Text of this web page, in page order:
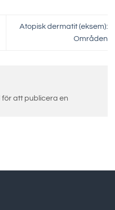
Atopisk dermatit (eksem):
Områden
för att publicera en